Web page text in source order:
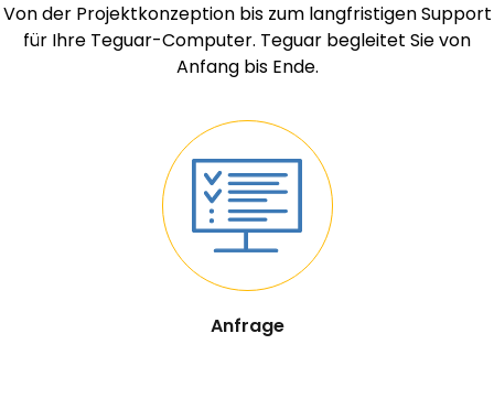
Von der Projektkonzeption bis zum langfristigen Support
für Ihre Teguar-Computer. Teguar begleitet Sie von
Anfang bis Ende.
Anfrage